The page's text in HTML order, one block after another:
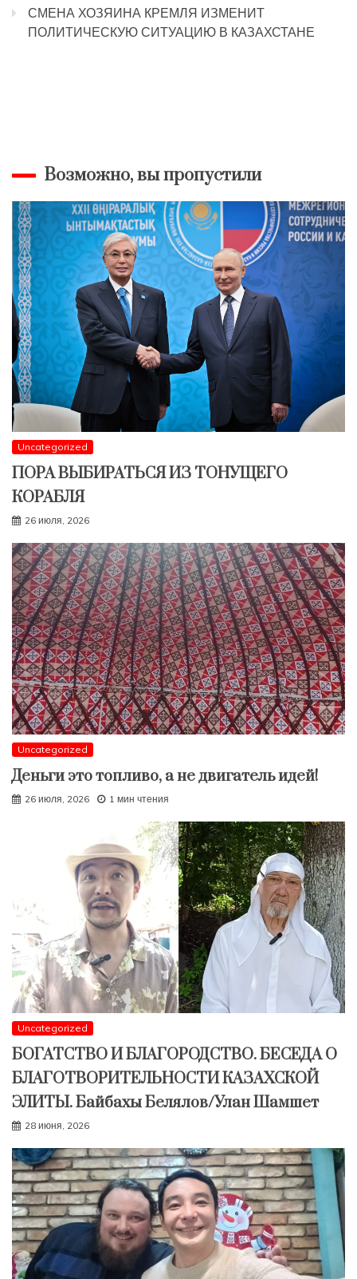
СМЕНА ХОЗЯИНА КРЕМЛЯ ИЗМЕНИТ
ПОЛИТИЧЕСКУЮ СИТУАЦИЮ В КАЗАХСТАНЕ
Возможно, вы пропустили
Uncategorized
ПОРА ВЫБИРАТЬСЯ ИЗ ТОНУЩЕГО
КОРАБЛЯ
26 июля, 2026
Uncategorized
Деньги это топливо, а не двигатель идей!
26 июля, 2026 1 мин чтения
Uncategorized
БОГАТСТВО И БЛАГОРОДСТВО. БЕСЕДА О
БЛАГОТВОРИТЕЛЬНОСТИ КАЗАХСКОЙ
ЭЛИТЫ. Байбахы Белялов/Улан Шамшет
28 июня, 2026